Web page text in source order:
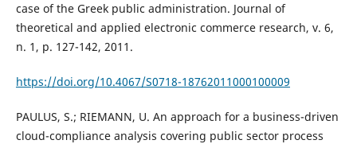
case of the Greek public administration. Journal of
theoretical and applied electronic commerce research, v. 6,
n. 1, p. 127-142, 2011.
https://doi.org/10.4067/S0718-18762011000100009
PAULUS, S.; RIEMANN, U. An approach for a business-driven
cloud-compliance analysis covering public sector process